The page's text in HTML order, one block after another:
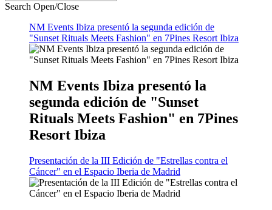
Search Open/Close
NM Events Ibiza presentó la segunda edición de
"Sunset Rituals Meets Fashion" en 7Pines Resort Ibiza
NM Events Ibiza presentó la
segunda edición de "Sunset
Rituals Meets Fashion" en 7Pines
Resort Ibiza
Presentación de la III Edición de "Estrellas contra el
Cáncer" en el Espacio Iberia de Madrid